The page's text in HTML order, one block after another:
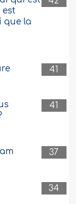
est
que la
41
41
37
34